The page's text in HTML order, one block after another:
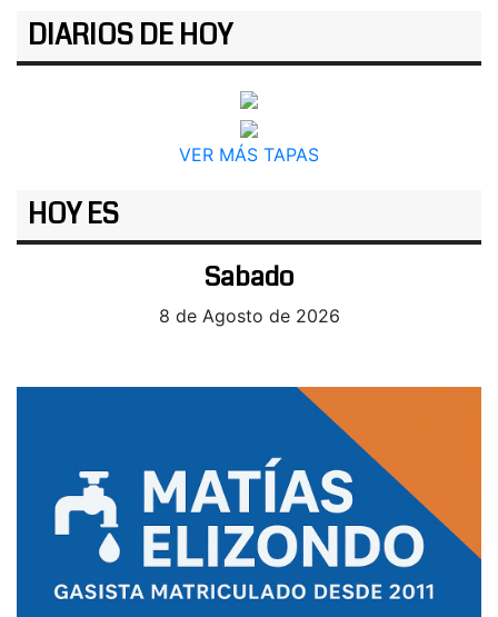
DIARIOS DE HOY
VER MÁS TAPAS
HOY ES
Sabado
8 de Agosto de 2026